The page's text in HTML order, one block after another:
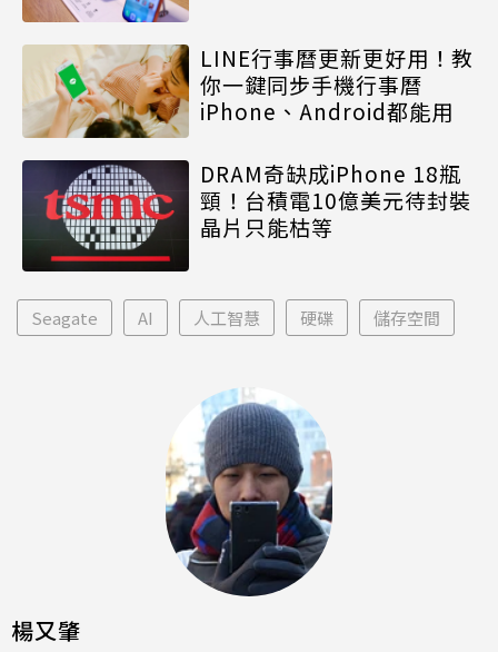
LINE行事曆更新更好用！教
你一鍵同步手機行事曆
iPhone、Android都能用
DRAM奇缺成iPhone 18瓶
頸！台積電10億美元待封裝
晶片只能枯等
Seagate AI 人工智慧 硬碟 儲存空間
楊又肇